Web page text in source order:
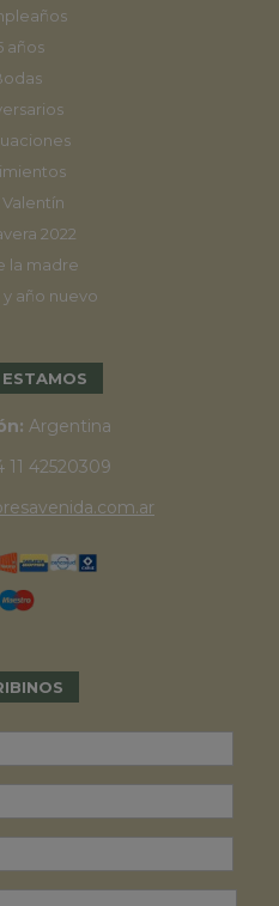
años
Valentín
2022
la madre
año nuevo
Argentina
11 42520309